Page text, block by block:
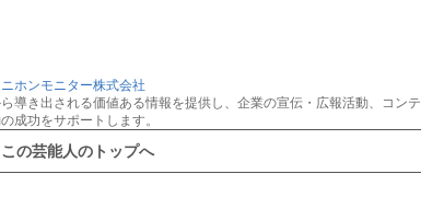
ニホンモニター株式会社
導き出される価値ある情報を提供し、企業の宣伝・広報活動、コンテ
成功をサポートします。
この芸能人のトップへ